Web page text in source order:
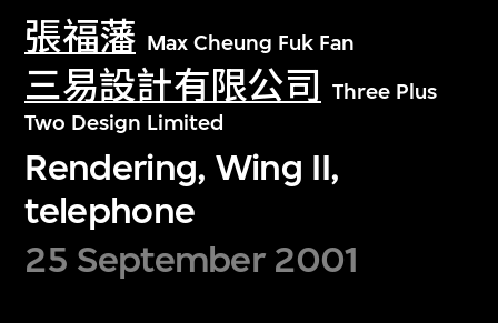
張福藩 Max Cheung Fuk Fan
三易設計有限公司
Three Plus
Two Design Limited
Rendering, Wing II,
telephone
25 September 2001
文化藏品。